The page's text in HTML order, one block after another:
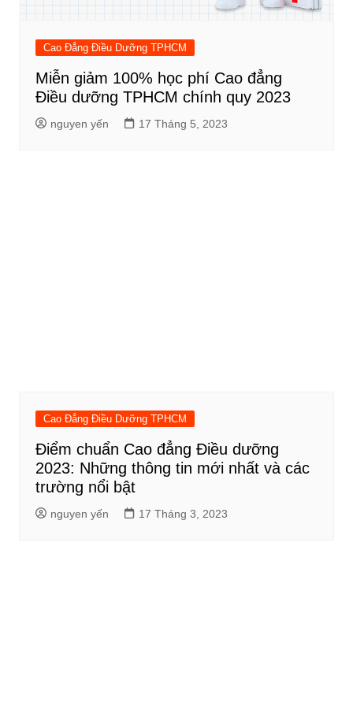
Cao Đẳng Điều Dưỡng TPHCM
Miễn giảm 100% học phí Cao đẳng
Điều dưỡng TPHCM chính quy 2023
nguyen yến 17 Tháng 5, 2023
Cao Đẳng Điều Dưỡng TPHCM
Điểm chuẩn Cao đẳng Điều dưỡng
2023: Những thông tin mới nhất và các
trường nổi bật
nguyen yến 17 Tháng 3, 2023